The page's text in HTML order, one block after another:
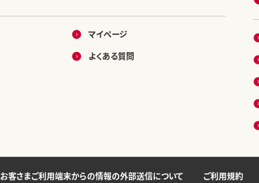
マイページ
よくある質問
お客さまご利用端末からの情報の外部送信について ご利用規約